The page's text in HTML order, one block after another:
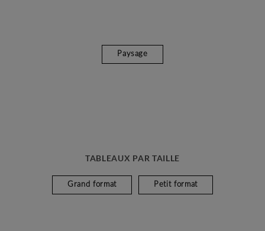
Paysage
TABLEAUX PAR TAILLE
Grand format Petit format